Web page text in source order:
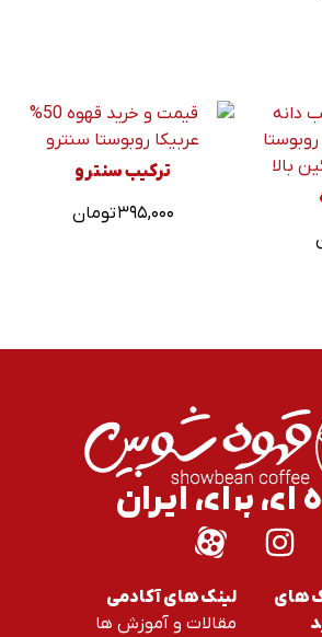
ترکیب سنترو
۳۹۵,۰۰۰تومان
ای برای ایران
های
لینک های آکادمی
مقالات و آموزش ها